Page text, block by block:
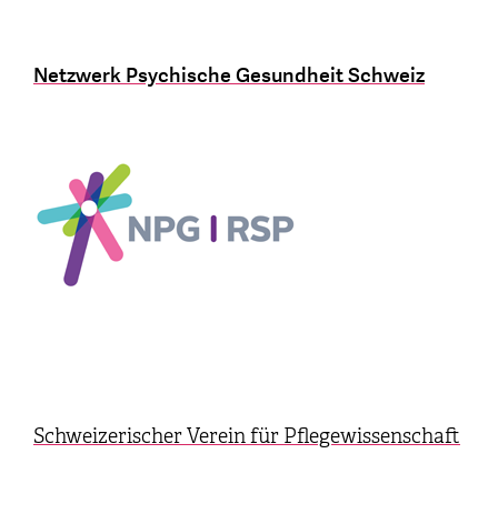
Netzwerk Psychische Gesundheit Schweiz
Schweizerischer Verein für Pflegewissenschaft